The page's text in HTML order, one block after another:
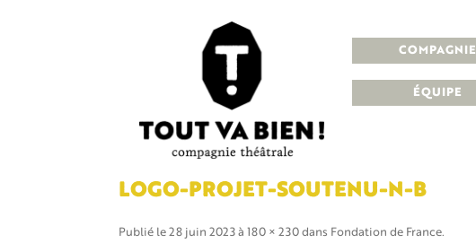
COMPAGNIE
ÉQUIPE
LOGO-PROJET-SOUTENU-N-B
Publié le 28 juin 2023 à 180 × 230 dans Fondation de France.